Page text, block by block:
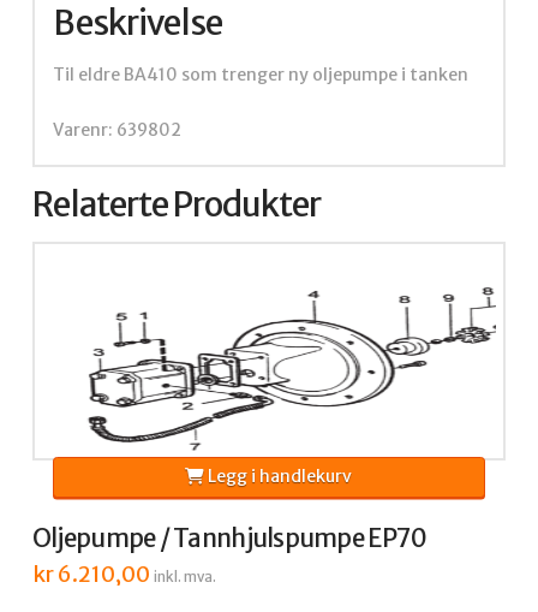
Beskrivelse
Til eldre BA410 som trenger ny oljepumpe i tanken
Varenr: 639802
Relaterte Produkter
Oljepumpe / Tannhjulspumpe EP70
kr6.210,00 inkl. mva.
Legg i handlekurv